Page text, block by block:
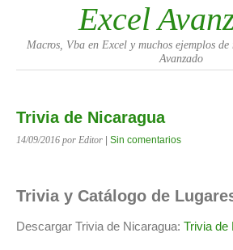
Excel
Macros, Vba en Excel y muchos ejemplos
Avanzado
Trivia de Nicaragua
14/09/2016 por Editor Sin comentarios
Trivia y Catálogo de
Descargar Trivia de Nicaragua: Trivia de